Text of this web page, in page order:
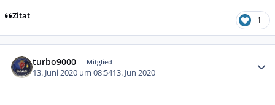
Zitat 1
turbo9000 Mitglied
13. Juni 2020 um 08:5413. Jun 2020